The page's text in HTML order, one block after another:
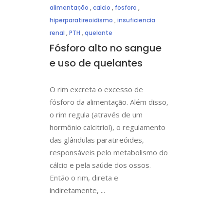
alimentação ,calcio , fosforo ,
hiperparatireoidismo ,insuficiencia
renal ,PTH ,quelante
Fósforo alto no sangue
e uso de quelantes
O rim excreta o excesso de
fósforo da alimentação. Além disso,
o rim regula (através de um
hormônio calcitriol), o regulamento
das glândulas paratireóides,
responsáveis pelo metabolismo do
cálcio e pela saúde dos ossos.
Então o rim, direta e
indiretamente,